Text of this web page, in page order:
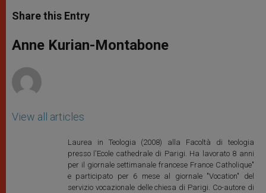
t
s
p
p
s
e
g
e
e
b
o
k
r
Share this Entry
Anne Kurian-Montabone
View all articles
Laurea in Teologia (2008) alla Facoltà di teologia
presso l'Ecole cathedrale di Parigi. Ha lavorato 8 anni
per il giornale settimanale francese France Catholique"
e participato per 6 mese al giornale "Vocation" del
servizio vocazionale delle chiesa di Parigi. Co-autore di